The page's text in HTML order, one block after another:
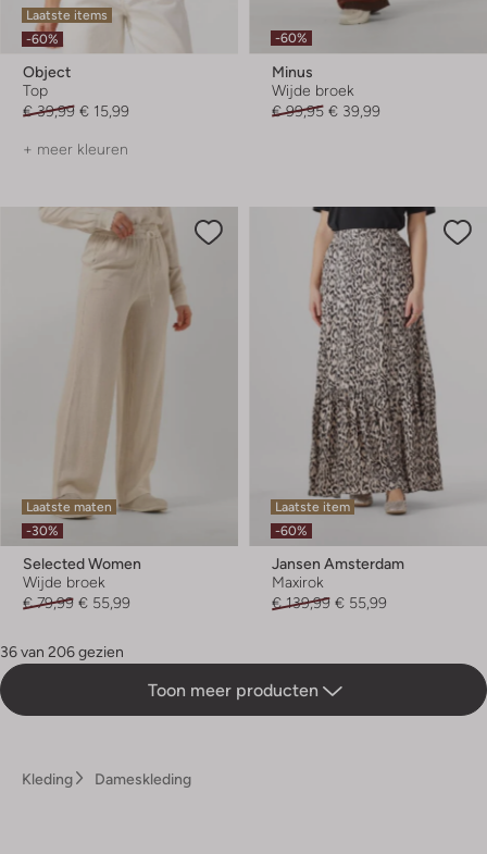
Laatste items
-60%
Object
Top
€ 39,99 € 15,99
+ meer kleuren
-60%
Minus
Wijde broek
€ 99,95 € 39,99
Laatste maten
-30%
Selected Women
Wijde broek
€ 79,99 € 55,99
Laatste item
-60%
Jansen Amsterdam
Maxirok
€ 139,99 € 55,99
36 van 206 gezien
Toon meer producten
Kleding Dameskleding